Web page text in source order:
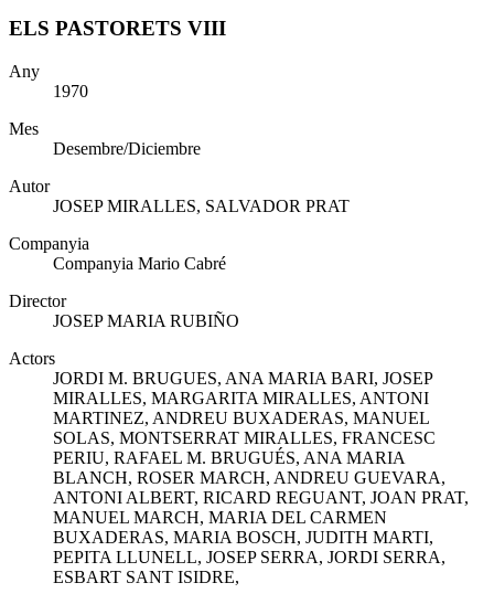
ELS PASTORETS VIII
Any
1970
Mes
Desembre/Diciembre
Autor
JOSEP MIRALLES, SALVADOR PRAT
Companyia
Companyia Mario Cabré
Director
JOSEP MARIA RUBIÑO
Actors
JORDI M. BRUGUES, ANA MARIA BARI, JOSEP
MIRALLES, MARGARITA MIRALLES, ANTONI
MARTINEZ, ANDREU BUXADERAS, MANUEL
SOLAS, MONTSERRAT MIRALLES, FRANCESC
PERIU, RAFAEL M. BRUGUÉS, ANA MARIA
BLANCH, ROSER MARCH, ANDREU GUEVARA,
ANTONI ALBERT, RICARD REGUANT, JOAN PRAT,
MANUEL MARCH, MARIA DEL CARMEN
BUXADERAS, MARIA BOSCH, JUDITH MARTI,
PEPITA LLUNELL, JOSEP SERRA, JORDI SERRA,
ESBART SANT ISIDRE,